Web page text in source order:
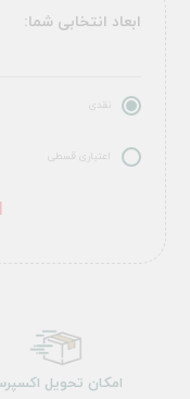
ابعاد انتخابی شما:
نقدی
اعتباری قسطی
امکان تحویل